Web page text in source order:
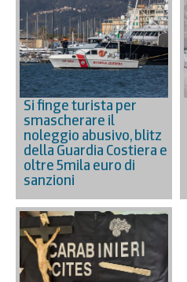
Si finge turista per
smascherare il
noleggio abusivo, blitz
della Guardia Costiera e
oltre 5mila euro di
sanzioni